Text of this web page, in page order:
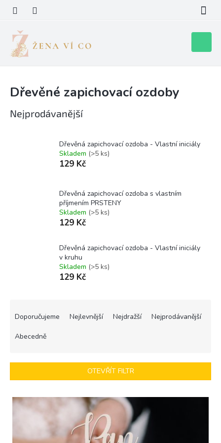
obsah
košík
Dřevěné zapichovací ozdoby
Nejprodávanější
Dřevěná zapichovací ozdoba - Vlastní iniciály
Skladem (>5 ks)
129 Kč
Dřevěná zapichovací ozdoba s vlastním
příjmením PRSTENY
Skladem (>5 ks)
129 Kč
Dřevěná zapichovací ozdoba - Vlastní iniciály
v kruhu
Skladem (>5 ks)
129 Kč
r
d
t
Doporučujeme Nejlevnější Nejdražší Nejprodávanější
Abecedně
OTEVŘÍT FILTR
V
ý
s